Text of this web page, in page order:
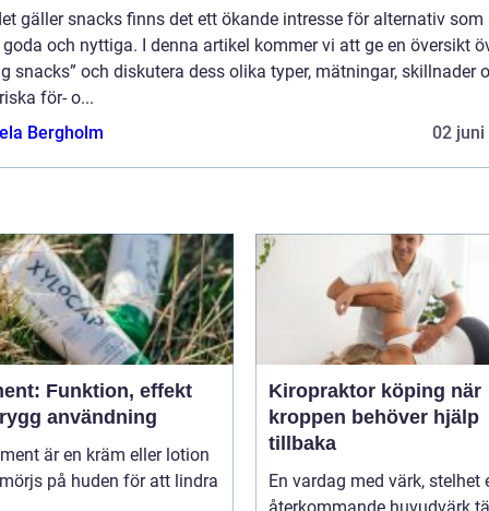
gäller snacks finns det ett ökande intresse för alternativ som
och nyttiga. I denna artikel kommer vi att ge en översikt
snacks” och diskutera dess olika typer, mätningar, skillnader
för- o...
Bergholm
02 juni
Funktion, effekt
användning
är en kräm eller lotion
på huden för att lindra
Kiropraktor köping när
kroppen behöver hjälp
tillbaka
En vardag med värk, stelhet
återkommande huvudvärk